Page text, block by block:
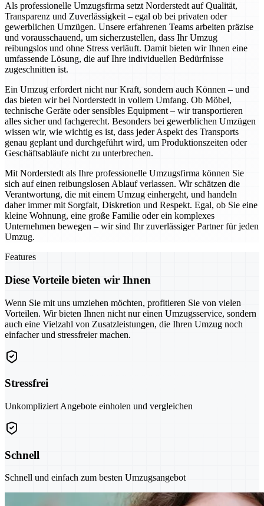
Als professionelle Umzugsfirma setzt Norderstedt auf Qualität,
Transparenz und Zuverlässigkeit – egal ob bei privaten oder
gewerblichen Umzügen. Unsere erfahrenen Teams arbeiten präzise
und vorausschauend, um sicherzustellen, dass Ihr Umzug
reibungslos und ohne Stress verläuft. Damit bieten wir Ihnen eine
umfassende Lösung, die auf Ihre individuellen Bedürfnisse
zugeschnitten ist.
Ein Umzug erfordert nicht nur Kraft, sondern auch Können – und
das bieten wir bei Norderstedt in vollem Umfang. Ob Möbel,
technische Geräte oder sensibles Equipment – wir transportieren
alles sicher und fachgerecht. Besonders bei gewerblichen Umzügen
wissen wir, wie wichtig es ist, dass jeder Aspekt des Transports
genau geplant und durchgeführt wird, um Produktionszeiten oder
Geschäftsabläufe nicht zu unterbrechen.
Mit Norderstedt als Ihre professionelle Umzugsfirma können Sie
sich auf einen reibungslosen Ablauf verlassen. Wir schätzen die
Verantwortung, die mit einem Umzug einhergeht, und handeln
daher immer mit Sorgfalt, Diskretion und Respekt. Egal, ob Sie eine
kleine Wohnung, eine große Familie oder ein komplexes
Unternehmen bewegen – wir sind Ihr zuverlässiger Partner für jeden
Umzug.
Features
Diese Vorteile bieten wir Ihnen
Wenn Sie mit uns umziehen möchten, profitieren Sie von vielen
Vorteilen. Wir bieten Ihnen nicht nur einen Umzugsservice, sondern
auch eine Vielzahl von Zusatzleistungen, die Ihren Umzug noch
einfacher und stressfreier machen.
Stressfrei
Unkompliziert Angebote einholen und vergleichen
Schnell
Schnell und einfach zum besten Umzugsangebot